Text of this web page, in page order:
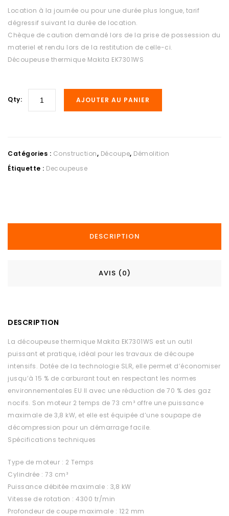
Location à la journée ou pour une durée plus longue, tarif
dégressif suivant la durée de location.
Chèque de caution demandé lors de la prise de possession du
materiel et rendu lors de la restitution de celle-ci.
Découpeuse thermique Makita EK7301WS
Qty: AJOUTER AU PANIER
Catégories : Construction, Découpe, Démolition
Étiquette : Decoupeuse
DESCRIPTION
AVIS (0)
DESCRIPTION
La découpeuse thermique Makita EK7301WS est un outil
puissant et pratique, idéal pour les travaux de découpe
intensifs. Dotée de la technologie SLR, elle permet d’économiser
jusqu’à 15 % de carburant tout en respectant les normes
environnementales EU II avec une réduction de 70 % des gaz
nocifs. Son moteur 2 temps de 73 cm³ offre une puissance
maximale de 3,8 kW, et elle est équipée d’une soupape de
décompression pour un démarrage facile.
Spécifications techniques
Type de moteur : 2 Temps
Cylindrée : 73 cm³
Puissance débitée maximale : 3,8 kW
Vitesse de rotation : 4300 tr/min
Profondeur de coupe maximale : 122 mm